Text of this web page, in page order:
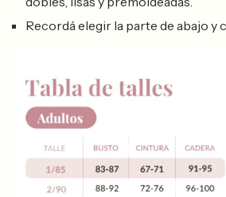
Recordá elegir la parte de abajo y